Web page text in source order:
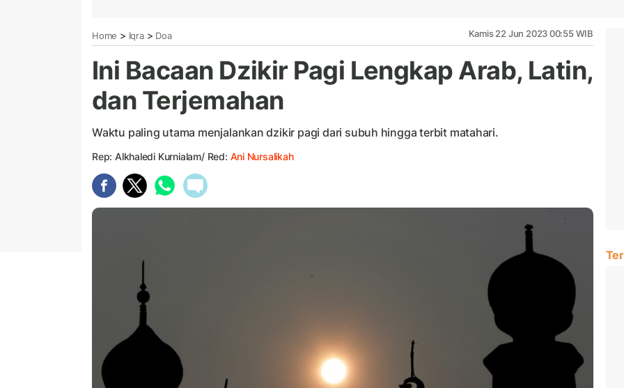
Home > Iqra> Doa Kamis 22 Jun 2023 00:55 WIB
Ini Bacaan Dzikir Pagi Lengkap Arab, Latin,
dan Terjemahan
Waktu paling utama menjalankan dzikir pagi dari subuh hingga terbit matahari.
Rep: Alkhaledi Kurnialam/ Red: Ani Nursalikah